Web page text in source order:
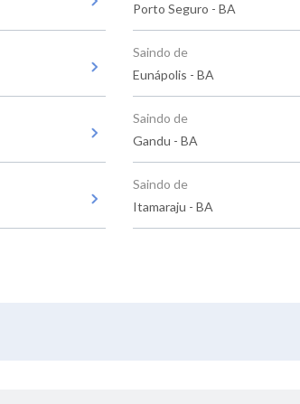
Porto Seguro - BA
Saindo de
Eunápolis - BA
Saindo de
Gandu - BA
Saindo de
Itamaraju - BA